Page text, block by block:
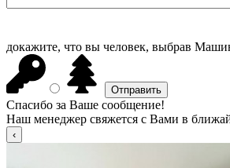
докажите, что вы человек, выбрав
Спасибо за Ваше сообщение!
Наш менеджер свяжется с Вами в